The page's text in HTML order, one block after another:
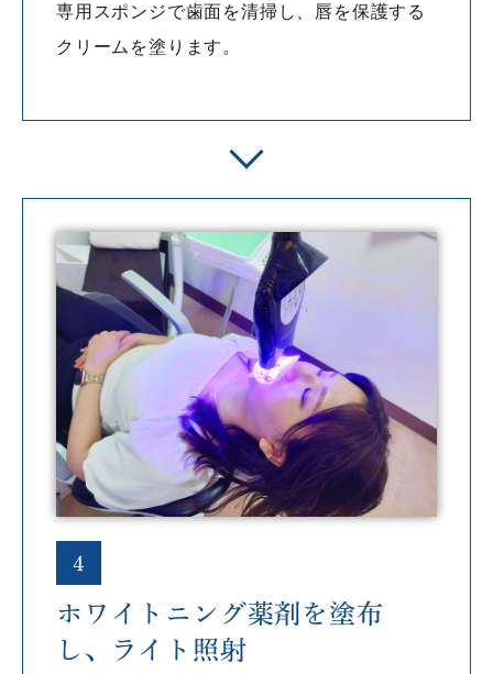
専用スポンジで歯面を清掃し、唇を保護する
クリームを塗ります。
4
ホワイトニング薬剤を塗布
し、ライト照射